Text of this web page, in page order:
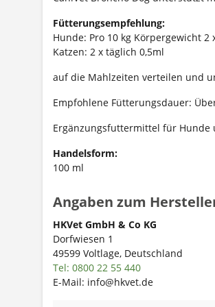
Fütterungsempfehlung:
Hunde: Pro 10 kg Körpergewicht 2
Katzen: 2 x täglich 0,5ml
auf die Mahlzeiten verteilen und
Empfohlene Fütterungsdauer:
Ergänzungsfuttermittel für Hunde
Handelsform:
100 ml
Angaben zum
HKVet GmbH & Co KG
Dorfwiesen 1
49599 Voltlage, Deutschland
Tel: 0800 22 55 440
E-Mail: info@hkvet.de